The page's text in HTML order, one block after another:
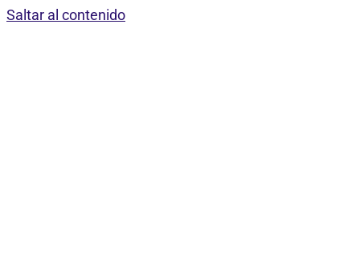
Saltar al contenido